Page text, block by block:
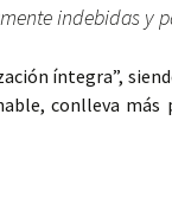
indebidas y
íntegra”,
conlleva más